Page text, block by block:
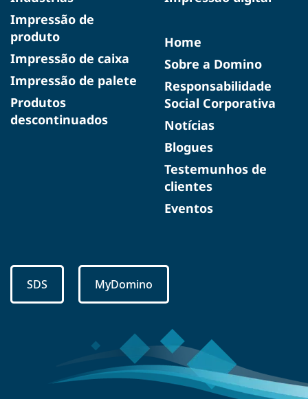
Impressão de
produto
Impressão de caixa
Impressão de palete
Produtos
descontinuados
Home
Sobre a Domino
Responsabilidade
Social Corporativa
Notícias
Blogues
Testemunhos de
clientes
Eventos
SDS MyDomino